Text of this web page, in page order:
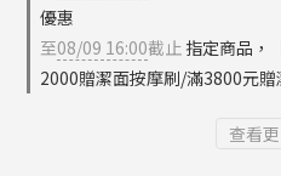
優惠
至08/09 16:00截止 指定商品，
2000贈潔面按摩刷/滿3800元贈
查看